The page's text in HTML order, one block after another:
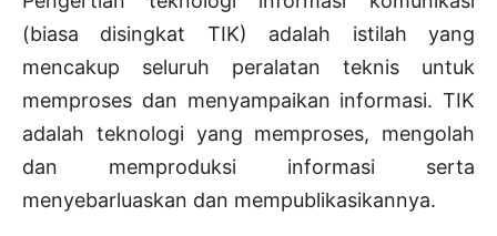
(biasa disingkat TIK) adalah istilah yang
mencakup seluruh peralatan teknis untuk
memproses dan menyampaikan informasi. TIK
adalah teknologi yang memproses, mengolah
dan memproduksi informasi serta
menyebarluaskan dan mempublikasikannya.